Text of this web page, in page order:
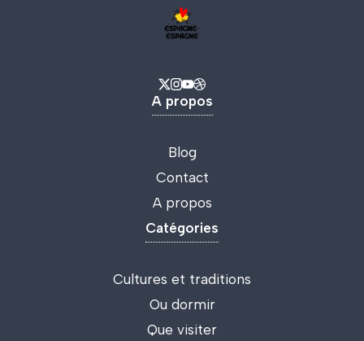
A propos
Blog
Contact
A propos
Catégories
Cultures et traditions
Ou dormir
Que visiter